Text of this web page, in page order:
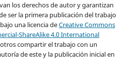
los derechos de autor y garantizan
ser la primera publicación del trabajo
una licencia deCreative Commons
ShareAlike 4.0 International
compartir el trabajo con un
de este y la publicación inicial en